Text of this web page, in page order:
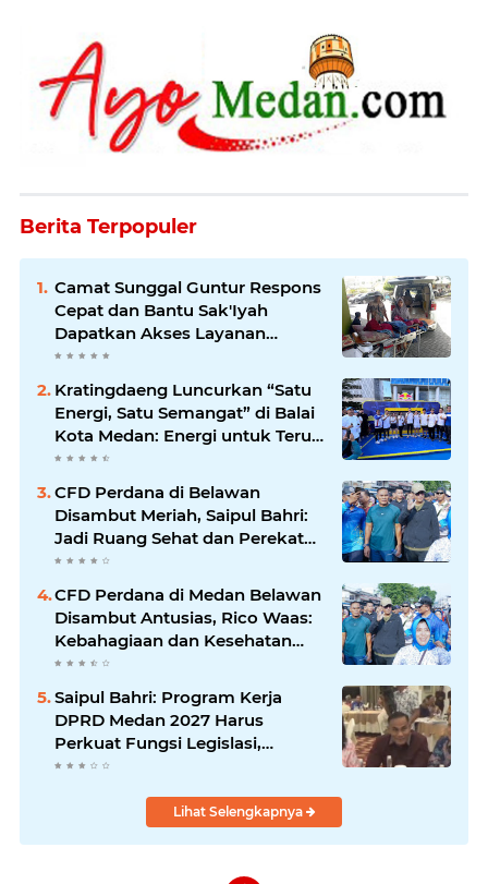
Berita Terpopuler
Camat Sunggal Guntur Respons
Cepat dan Bantu Sak'Iyah
Dapatkan Akses Layanan
Kesehatan
Kratingdaeng Luncurkan “Satu
Energi, Satu Semangat” di Balai
Kota Medan: Energi untuk Terus
Bergerak Maju
CFD Perdana di Belawan
Disambut Meriah, Saipul Bahri:
Jadi Ruang Sehat dan Perekat
Kebersamaan Warga Medan
CFD Perdana di Medan Belawan
Disambut Antusias, Rico Waas:
Kebahagiaan dan Kesehatan
Harus Hadir di Seluruh Penjuru
Kota
Saipul Bahri: Program Kerja
DPRD Medan 2027 Harus
Perkuat Fungsi Legislasi,
Anggaran dan Pengawasan
Lihat Selengkapnya